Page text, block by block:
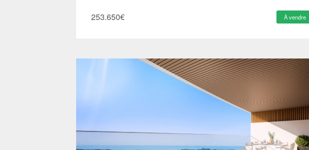
253.650€ À vendre